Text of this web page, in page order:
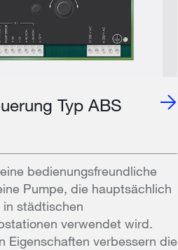
Typ ABS
bedienungsfreundliche
Pumpe, die hauptsächlich
städtischen
verwendet wird.
Eigenschaften verbessern die